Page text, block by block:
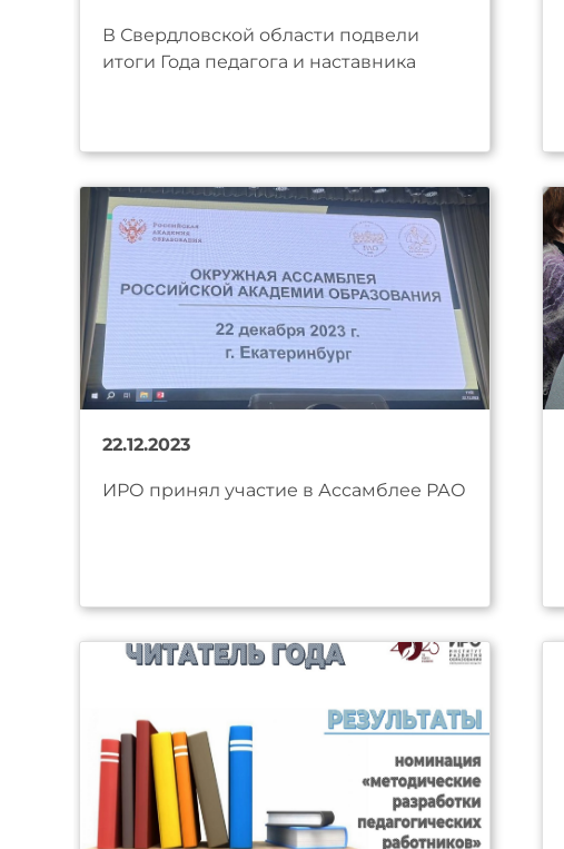
В Свердловской области подвели
итоги Года педагога и наставника
22.12.2023
ИРО принял участие в Ассамблее РАО